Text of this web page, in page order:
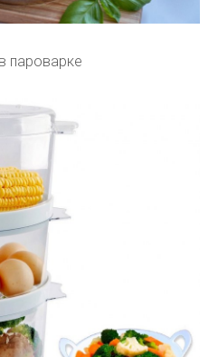
пароварке